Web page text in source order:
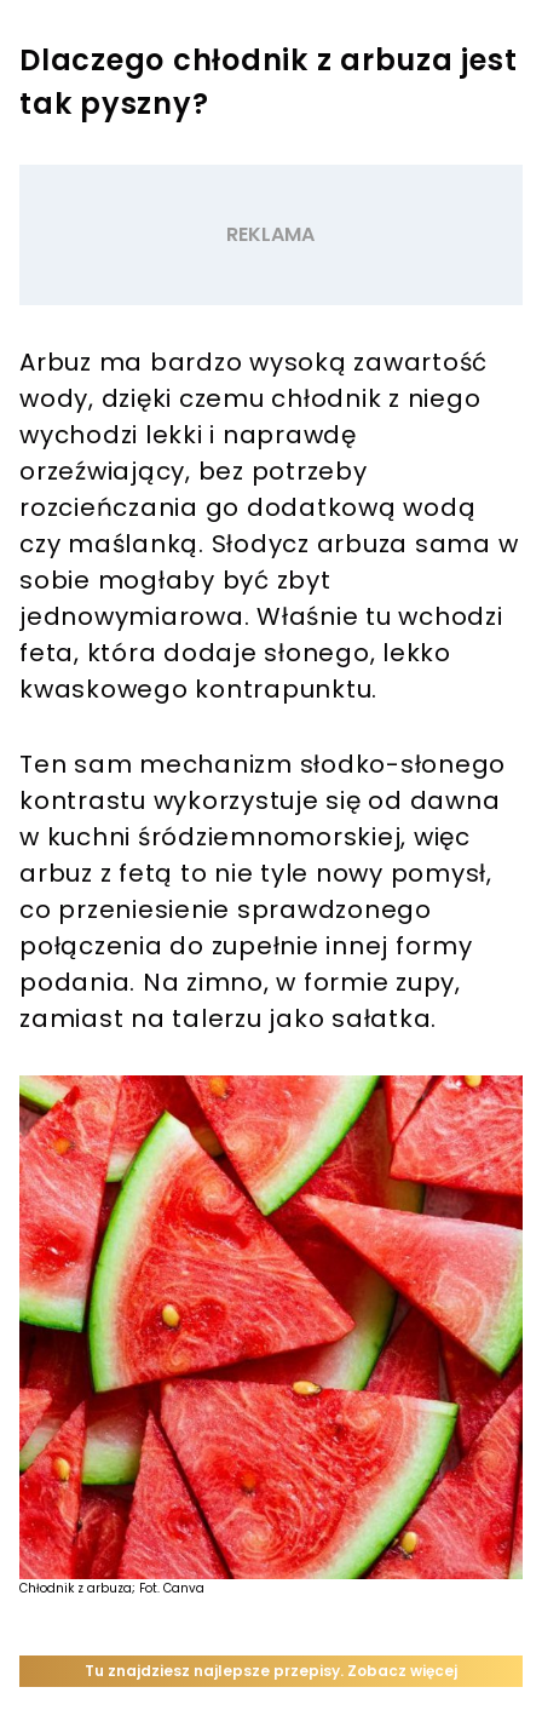
Dlaczego chłodnik z arbuza jest
tak pyszny?
Arbuz ma bardzo wysoką zawartość
wody, dzięki czemu chłodnik z niego
wychodzi lekki i naprawdę
orzeźwiający, bez potrzeby
rozcieńczania go dodatkową wodą
czy maślanką. Słodycz arbuza sama w
sobie mogłaby być zbyt
jednowymiarowa. Właśnie tu wchodzi
feta, która dodaje słonego, lekko
kwaskowego kontrapunktu.
Ten sam mechanizm słodko-słonego
kontrastu wykorzystuje się od dawna
w kuchni śródziemnomorskiej, więc
arbuz z fetą to nie tyle nowy pomysł,
co przeniesienie sprawdzonego
połączenia do zupełnie innej formy
podania. Na zimno, w formie zupy,
zamiast na talerzu jako sałatka.
Chłodnik z arbuza; Fot. Canva